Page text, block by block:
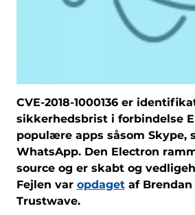
CVE-2018-1000136 er
sikkerhedsbrist i forbindelse
populære apps såsom Skype,
WhatsApp. Den Electron
source og er skabt og
Fejlen var opdagetaf Brendan
Trustwave.